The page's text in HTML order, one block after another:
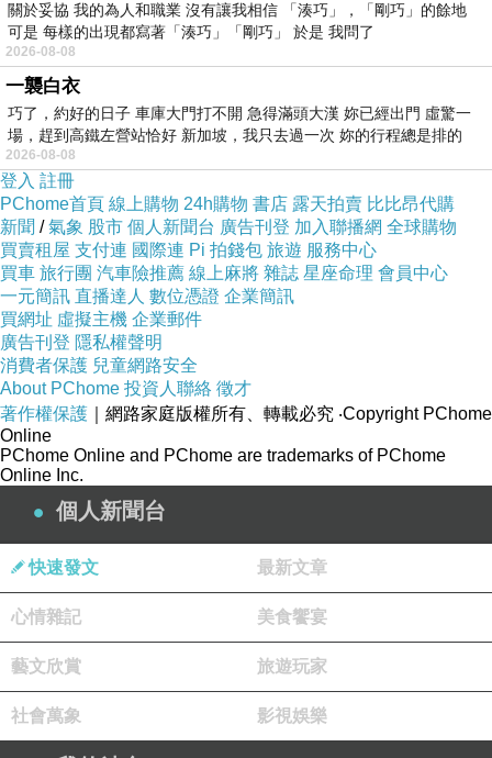
很多。只是您不了解，也沒看到。
犀利士哪裡買
士屈臣氏
士助勃 犀利士威爾鋼區別 犀利士樂威莊區別 犀
利士哪裡出廠 正常人吃犀利士
其實我也遇到很多態度很差的快遞，一開始他們
都很暴躁，好像電話打給你，2分鐘後你不出現
在門口，他就要罵人了，可是我見到他們還是保
持很和善的態度，並且謝謝他們給我送東西，到
了第二次他們再來，就都態度非常好了，有時候
還會聊聊天，所以，我才知道其實這些物流公司
都壓了很重的任務給快遞員，不干完不許回家，
有些從早上8點跑到晚上8點還在幹，而大多數客
戶態度又對他們不夠尊重，所以，雙方自然會吵
起來。
俗話說，一個巴掌拍不響，雙方互相體諒，尤其
是我們佛弟子，要先伸出寬容之手，把暴戾變為
柔和，不是比你用正義幹掉邪惡的結果更好嗎？
關於妥協 我的為人和職業 沒有讓我相信 「湊巧」，「剛巧」的餘地
可是 每樣的出現都寫著「湊巧」「剛巧」 於是 我問了
2026-08-08
一襲白衣
巧了，約好的日子 車庫大門打不開 急得滿頭大漢 妳已經出門 虛驚一
場，趕到高鐵左營站恰好 新加坡，我只去過一次 妳的行程總是排的
2026-08-08
登入 註冊
PChome首頁 線上購物 24h購物 書店 露天拍賣 比比昂代購
新聞 /氣象 股市 個人新聞台 廣告刊登 加入聯播網 全球購物
買賣租屋 支付連 國際連 Pi 拍錢包 旅遊 服務中心
買車 旅行團 汽車險推薦 線上麻將 雜誌 星座命理 會員中心
一元簡訊 直播達人 數位憑證 企業簡訊
買網址 虛擬主機 企業郵件
廣告刊登 隱私權聲明
消費者保護 兒童網路安全
About PChome 投資人聯絡 徵才
著作權保護 ｜網路家庭版權所有、轉載必究 ‧Copyright PChome
Online
PChome Online and PChome are trademarks of PChome
Online Inc.
個人新聞台
快速發文 最新文章
心情雜記 美食饗宴
藝文欣賞 旅遊玩家
社會萬象 影視娛樂